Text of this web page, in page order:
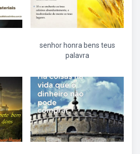
senhor honra bens teus
palavra